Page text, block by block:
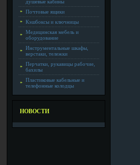
душевые кабины
Почтовые ящики
Кэшбоксы и ключницы
Медицинская мебель и
оборудование
Инструментальные шкафы,
верстаки, тележки
Перчатки, рукавицы рабочие,
бахилы
Пластиковые кабельные и
телефонные колодцы
НОВОСТИ